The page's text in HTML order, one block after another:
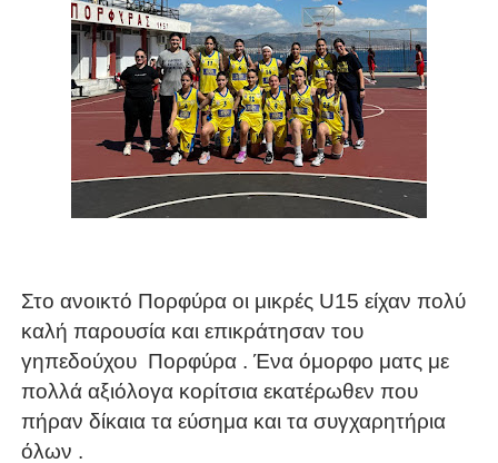
Στο ανοικτό Πορφύρα οι μικρές U15 είχαν πολύ
καλή παρουσία και επικράτησαν του
γηπεδούχου Πορφύρα . Ένα όμορφο ματς με
πολλά αξιόλογα κορίτσια εκατέρωθεν που
πήραν δίκαια τα εύσημα και τα συγχαρητήρια
όλων .